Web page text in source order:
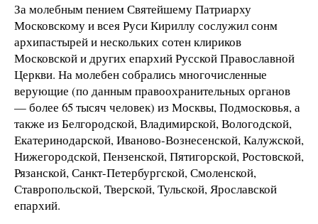
За молебным пением Святейшему Патриарху
Московскому и всея Руси Кириллу сослужил сонм
архипастырей и нескольких сотен клириков
Московской и других епархий Русской Православной
Церкви. На молебен собрались многочисленные
верующие (по данным правоохранительных органов
— более 65 тысяч человек) из Москвы, Подмосковья, а
также из Белгородской, Владимирской, Вологодской,
Екатеринодарской, Иваново-Вознесенской, Калужской,
Нижегородской, Пензенской, Пятигорской, Ростовской,
Рязанской, Санкт-Петербургской, Смоленской,
Ставропольской, Тверской, Тульской, Ярославской
епархий.